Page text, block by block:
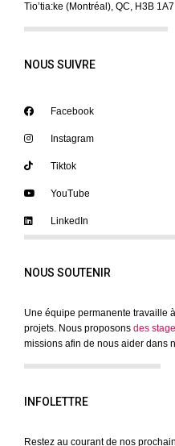
Tio’tia:ke (Montréal), QC, H3B 1A7
NOUS SUIVRE
Facebook
Instagram
Tiktok
YouTube
LinkedIn
NOUS SOUTENIR
Une équipe permanente travaille
projets. Nous proposons des
missions afin de nous aider dans
INFOLETTRE
Restez au courant de nos